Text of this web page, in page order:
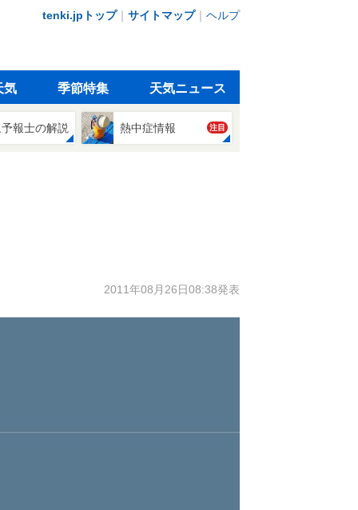
tenki.jpトップ｜ サイトマップ｜ ヘルプ
気 季節特集 天気ニュース
報士の解説 熱中症情報 注目
2011年08月26日08:38発表